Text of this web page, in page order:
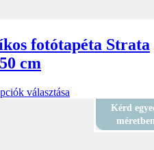
fotótapéta Strata
cm
választása
Kérd